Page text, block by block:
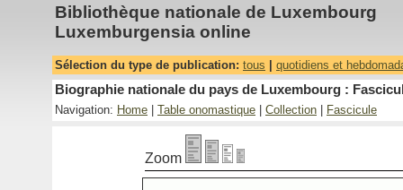
Bibliothèque nationale de Luxembourg
Luxemburgensia online
Sélection du type de publication: tous quotidiens et
Biographie nationale du pays de Luxembourg :
Navigation: Home Table onomastique Collection Fascicule
Zoom